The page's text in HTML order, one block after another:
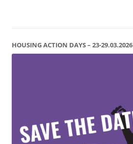
HOUSING ACTION DAYS – 23-29.03.2026